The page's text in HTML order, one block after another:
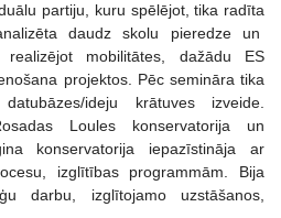
partiju, kuru spēlējot, tika radīta
daudz skolu pieredze un
mobilitātes, dažādu ES
projektos. Pēc semināra tika
ideju krātuves izveide.
Loules konservatorija un
konservatorija iepazīstināja ar
izglītības programmām. Bija
darbu, izglītojamo uzstāšanos,